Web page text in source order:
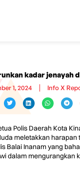
kadar jenayah
1, 2024 Info X
Polis Daerah Kota
meletakkan harapan
Balai Inanam yang
dalam mengurangkan